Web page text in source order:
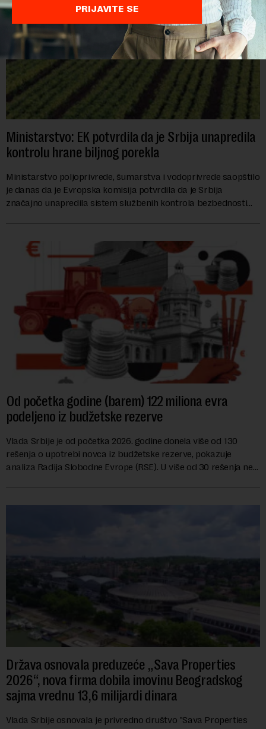
Ministarstvo: EK potvrdila da je Srbija unapredila
kontrolu hrane biljnog porekla
Ministarstvo poljoprivrede, šumarstva i vodoprivrede saopštilo
je danas da je Evropska komisija potvrdila da je Srbija
značajno unapredila sistem službenih kontrola bezbednosti
Od početka godine (barem) 122 miliona evra
podeljeno iz budžetske rezerve
Vlada Srbije je od početka 2026. godine donela više od 130
rešenja o upotrebi novca iz budžetske rezerve, pokazuje
analiza Radija Slobodne Evrope (RSE). U više od 30 rešenja ne
Država osnovala preduzeće „Sava Properties
2026“, nova firma dobila imovinu Beogradskog
sajma vrednu 13,6 milijardi dinara
Vlada Srbije osnovala je privredno društvo "Sava Properties
PRIJAVITE SE